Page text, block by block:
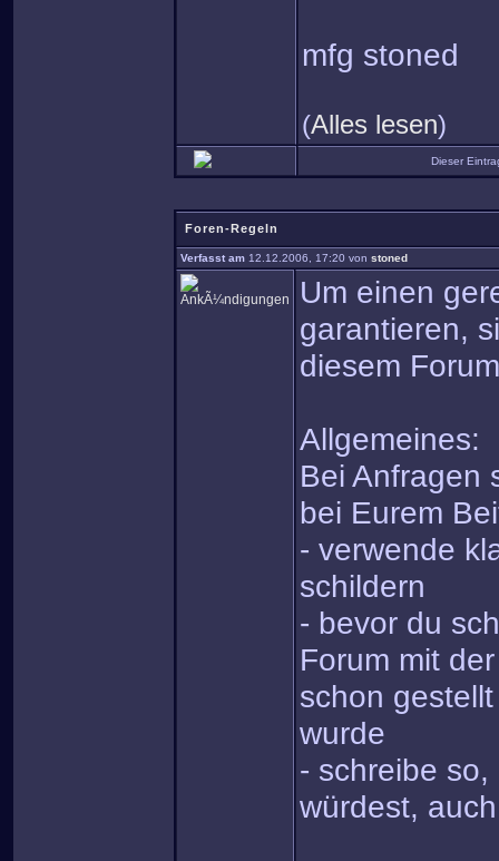
mfg stoned
(Alles lesen)
Dieser
Foren-Regeln
Verfasst am 12.12.2006, 17:20 von stoned
Um einen
garantieren,
diesem
Allgemeines:
Bei Anfragen
bei Eurem
- verwende
schildern
- bevor du
Forum mit
schon
wurde
- schreibe
würdest,